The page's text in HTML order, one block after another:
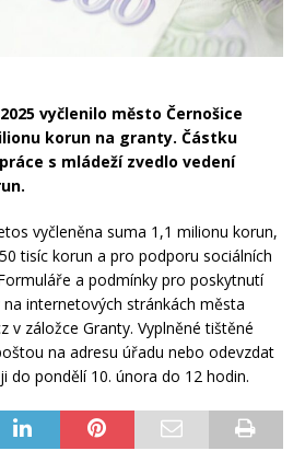
2025 vyčlenilo město Černošice
korun na granty. Částku
s mládeží zvedlo vedení
vyčleněna suma 1,1 milionu korun,
tisíc korun a pro podporu sociálních
a podmínky pro poskytnutí
internetových stránkách města
v záložce Granty. Vyplněné tištěné
na adresu úřadu nebo odevzdat
do pondělí 10. února do 12 hodin.